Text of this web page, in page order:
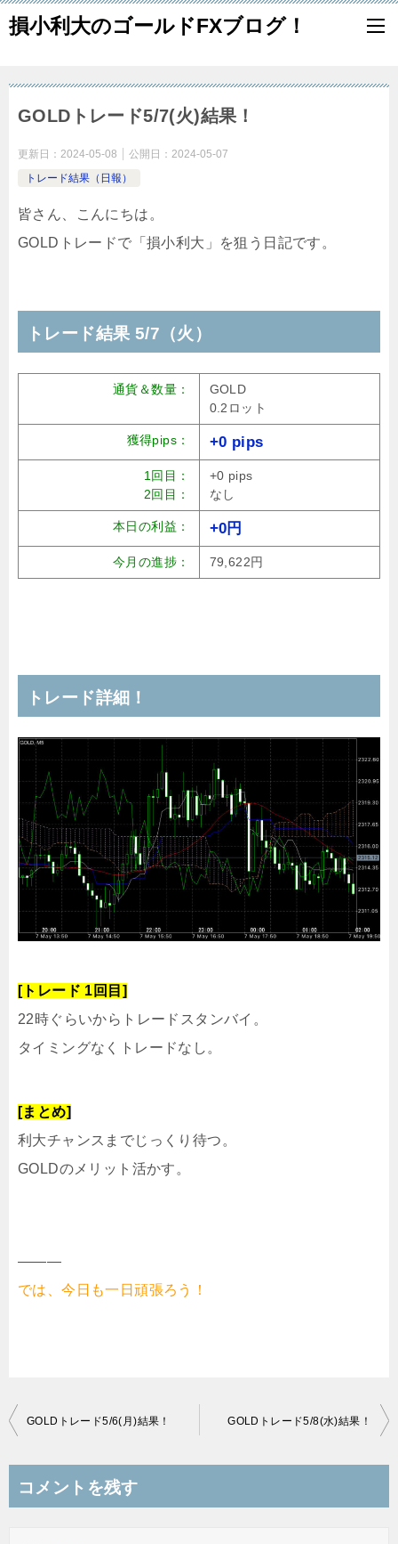
損小利大のゴールドFXブログ！
GOLDトレード5/7(火)結果！
更新日： 2024-05-08 公開日： 2024-05-07
トレード結果（日報）
皆さん、こんにちは。
GOLDトレードで「損小利大」を狙う日記です。
トレード結果 5/7（火）
通貨＆数量：
GOLD
0.2ロット
獲得pips： +0 pips
1回目：
2回目：
+0 pips
なし
本日の利益： +0円
今月の進捗： 79,622円
トレード詳細！
[トレード 1回目]
22時ぐらいからトレードスタンバイ。
タイミングなくトレードなし。
[まとめ]
利大チャンスまでじっくり待つ。
GOLDのメリット活かす。
———
では、今日も一日頑張ろう！
投
ビ
GOLDトレード5/6(月)結果！ GOLDトレード5/8(水)結果！
コメントを残す